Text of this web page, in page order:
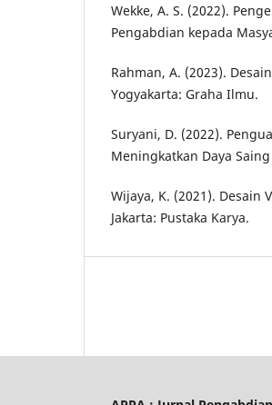
Wekke, A. S. (2022).
Pengabdian kepada
Rahman, A. (2023).
Yogyakarta: Graha Ilmu.
Suryani, D. (2022).
Meningkatkan Daya
Wijaya, K. (2021).
Jakarta: Pustaka Karya.